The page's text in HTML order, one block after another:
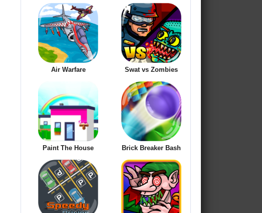
Air Warfare Swat vs Zombies
Paint The House Brick Breaker Bash